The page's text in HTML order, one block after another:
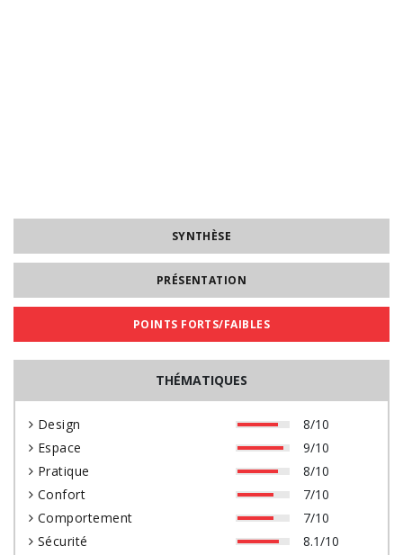
SYNTHÈSE
PRÉSENTATION
POINTS FORTS/FAIBLES
THÉMATIQUES
Design
8/10
Espace
9/10
Pratique
8/10
Confort
7/10
Comportement
7/10
Sécurité
8.1/10